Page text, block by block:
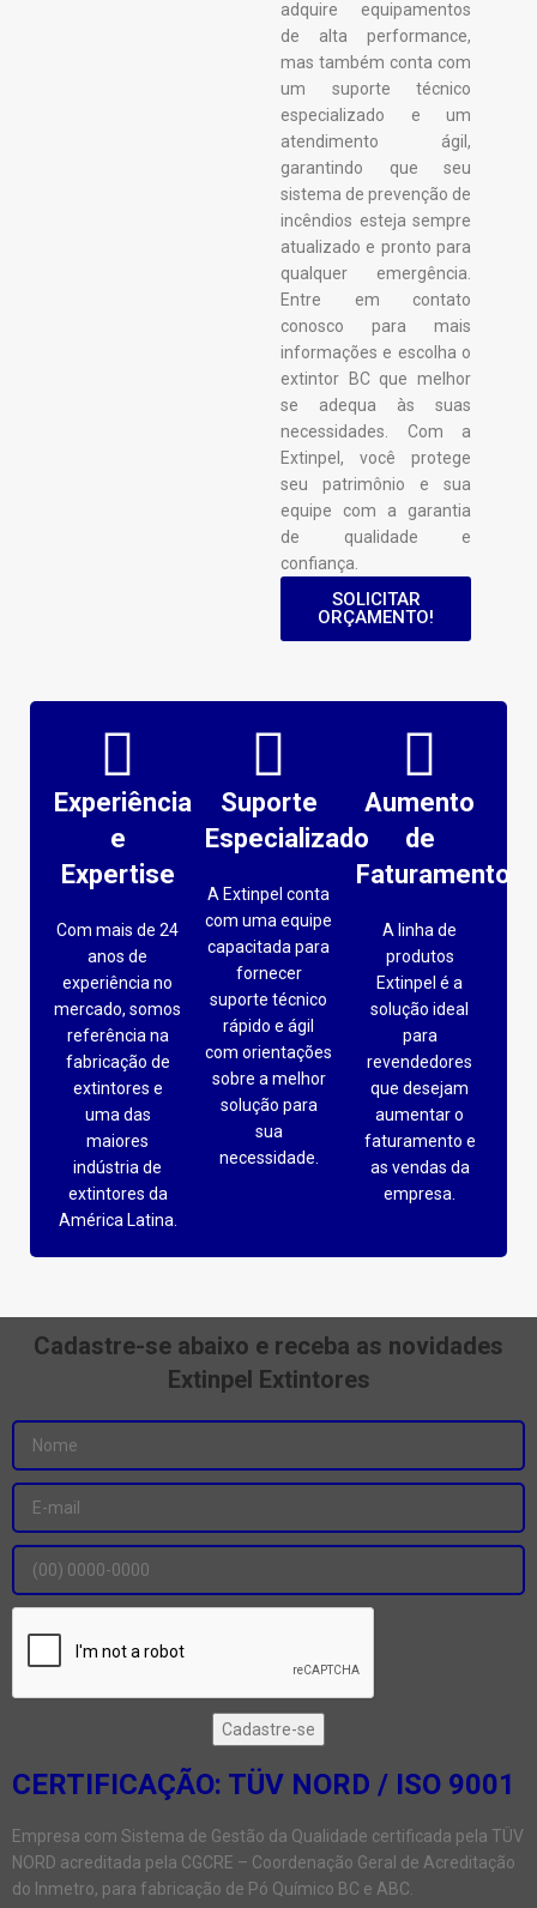
adquire equipamentos
de alta performance,
mas também conta com
um suporte técnico
especializado e um
atendimento ágil,
garantindo que seu
sistema de prevenção de
incêndios esteja sempre
atualizado e pronto para
qualquer emergência.
Entre em contato
conosco para mais
informações e escolha o
extintor BC que melhor
se adequa às suas
necessidades. Com a
Extinpel, você protege
seu patrimônio e sua
equipe com a garantia
de qualidade e
confiança.
SOLICITAR
ORÇAMENTO!
Experiência
e
Expertise
Com mais de 24
anos de
experiência no
mercado, somos
referência na
fabricação de
extintores e
uma das
maiores
indústria de
extintores da
América Latina.
Suporte
Especializado
A Extinpel conta
com uma equipe
capacitada para
fornecer
suporte técnico
rápido e ágil
com orientações
sobre a melhor
solução para
sua
necessidade.
Aumento
de
Faturamento
A linha de
produtos
Extinpel é a
solução ideal
para
revendedores
que desejam
aumentar o
faturamento e
as vendas da
empresa.
Cadastre-se abaixo e receba as novidades
Extinpel Extintores
CERTIFICAÇÃO: TÜV NORD / ISO 9001
Empresa com Sistema de Gestão da Qualidade certificada pela TÜV
NORD acreditada pela CGCRE – Coordenação Geral de Acreditação
do Inmetro, para fabricação de Pó Químico BC e ABC.